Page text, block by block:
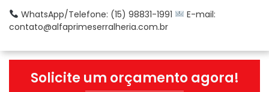
WhatsApp/Telefone: (15) 98831-1991
E-mail:
contato@alfaprimeserralheria.com.br
Solicite um orçamento agora!